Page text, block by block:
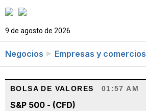
9 de agosto de 2026
Negocios Empresas y comercios
BOLSA DE VALORES 01:57 AM
S&P 500 - (CFD)